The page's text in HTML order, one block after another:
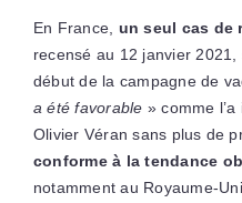
En France, un seul cas de
recensé au 12 janvier
début de la campagne de
a été favorable » comme
Olivier Véran sans plus de
conforme à la tendance
notamment au Royaume-